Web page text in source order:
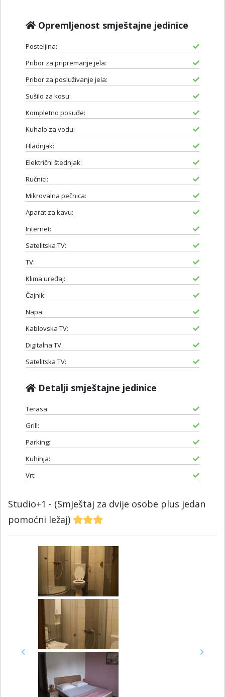
Opremljenost smještajne jedinice
Posteljina:
Pribor za pripremanje jela:
Pribor za posluživanje jela:
Sušilo za kosu:
Kompletno posuđe:
Kuhalo za vodu:
Hladnjak:
Električni štednjak:
Ručnici:
Mikrovalna pečnica:
Aparat za kavu:
Internet:
Satelitska TV:
TV:
Klima uređaj:
Čajnik:
Napa:
Kablovska TV:
Digitalna TV:
Satelitska TV:
Detalji smještajne jedinice
Terasa:
Grill:
Parking:
Kuhinja:
Vrt:
Studio+1 - (Smještaj za dvije osobe plus jedan
pomoćni ležaj)
Previous Next